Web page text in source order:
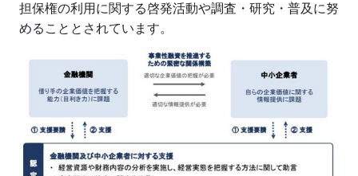
担保権の利用に関する啓発活動や調査・研究・普及に努
めることとされています。